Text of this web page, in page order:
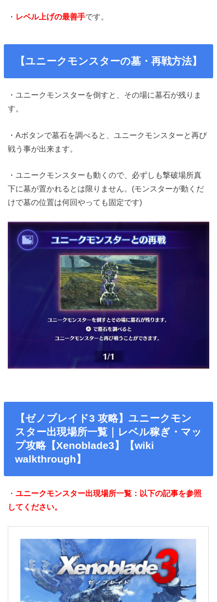
・ レベル上げの最善手です。
【ユニークモンスターの墓・再戦方法】
・ユニークモンスターを倒すと、その場に墓石が残りま
す。
・Aボタンで墓石を調べると、ユニークモンスターと再び
戦う事が出来ます。
・ユニークモンスターも動くので、必ずしも撃破場所真
下に墓が置かれるとは限りません。(モンスターが動くだ
けで墓の位置は何回やっても固定です)
【ゼノブレイド3 攻略】ユニークモン
スター出現場所一覧｜レベル稼ぎ・マッ
プ攻略【Xenoblade3】【wiki
walkthrough】
・ ユニークモンスター出現場所一覧：以下の記事を参照
してください。